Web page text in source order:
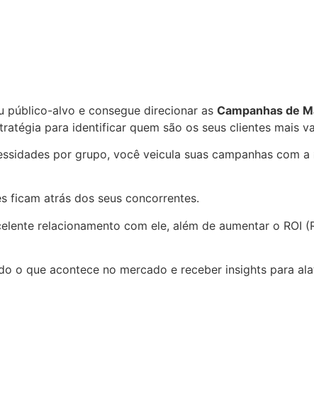
público-alvo e consegue direcionar as Campanhas de
para identificar quem são os seus clientes mais
por grupo, você veicula suas campanhas com
ficam atrás dos seus concorrentes.
relacionamento com ele, além de aumentar o ROI
que acontece no mercado e receber insights para